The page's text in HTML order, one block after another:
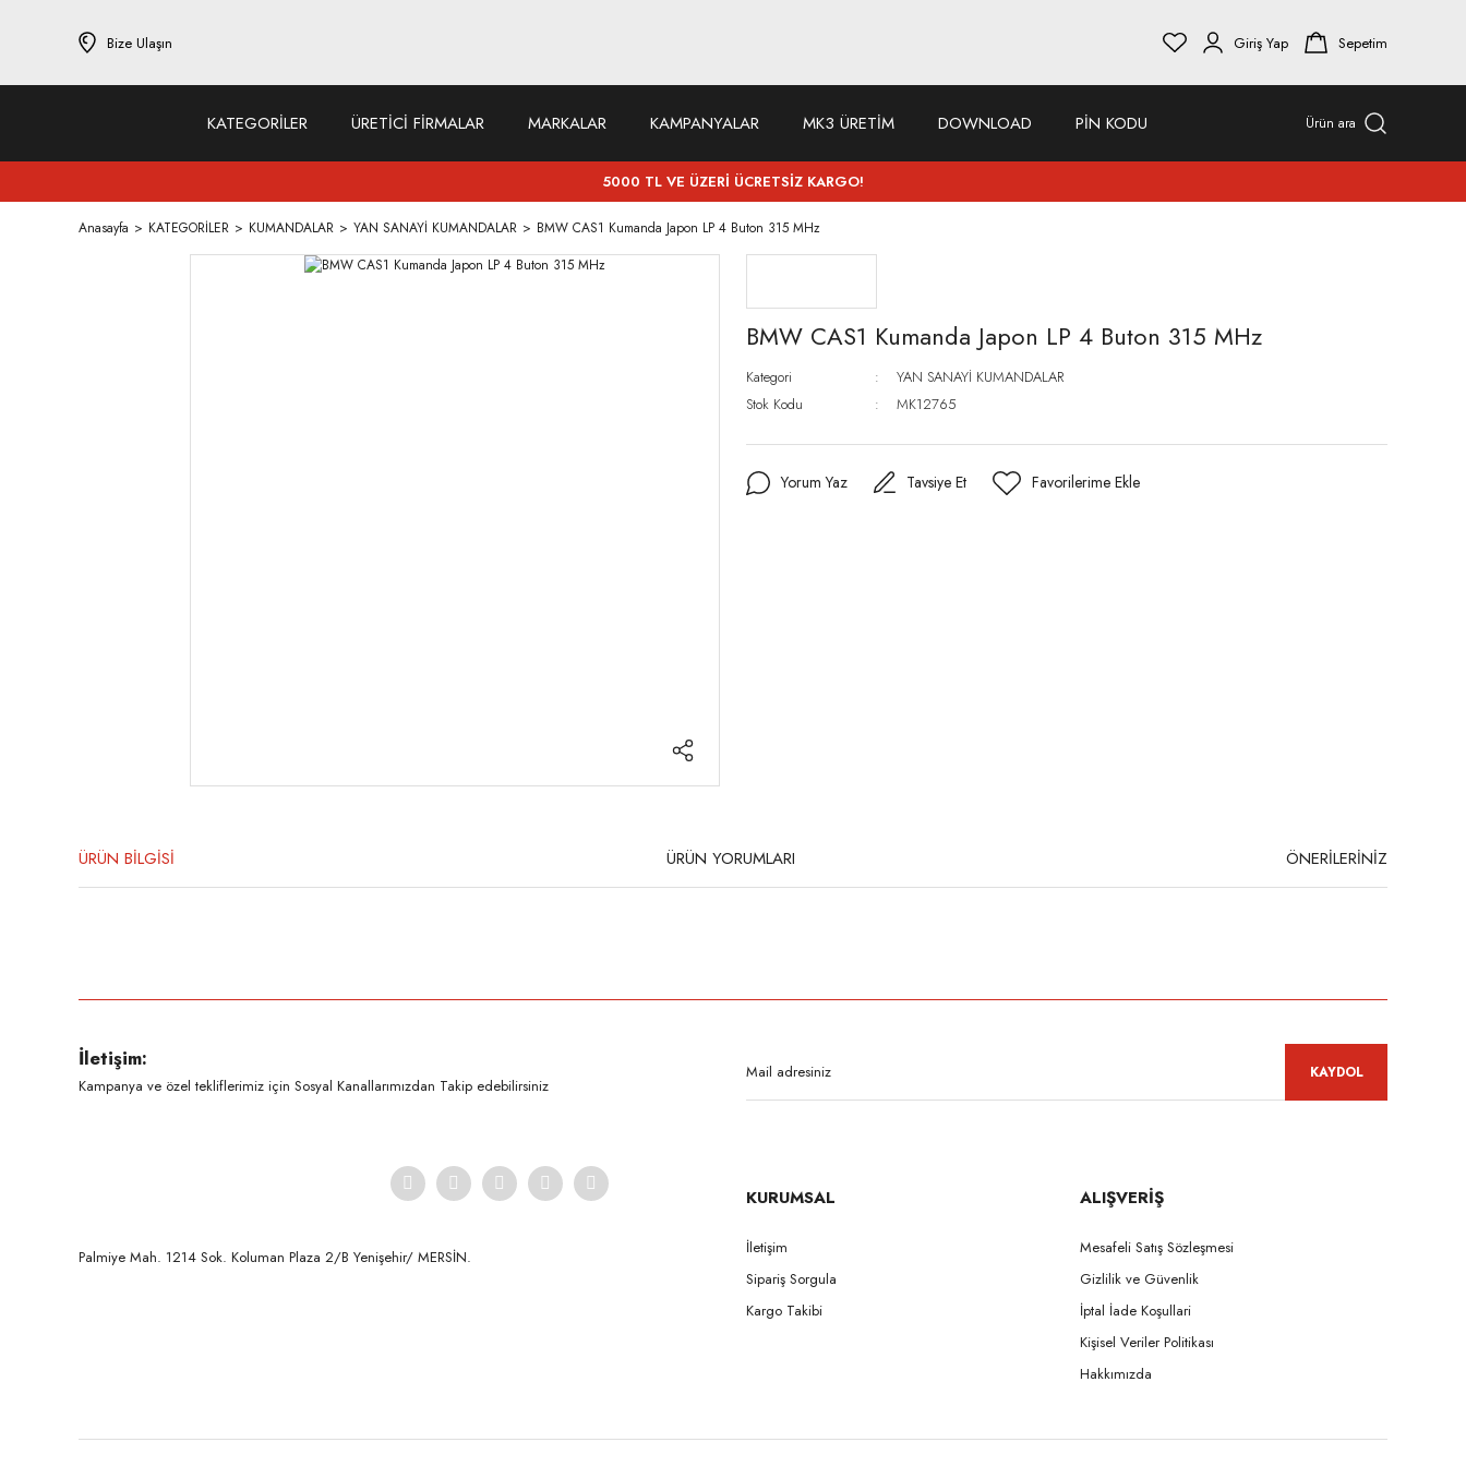
Bize Ulaşın Giriş Yap Sepetim
KATEGORİLER ÜRETİCİ FİRMALAR MARKALAR KAMPANYALAR MK3 ÜRETİM DOWNLOAD PİN KODU Ürün ara
5000 TL VE ÜZERİ ÜCRETSİZ KARGO!
Anasayfa KATEGORİLER KUMANDALAR YAN SANAYİ KUMANDALAR BMW CAS1 Kumanda Japon LP 4 Buton 315 MHz
BMW CAS1 Kumanda Japon LP 4 Buton 315 MHz
Kategori
YAN SANAYİ KUMANDALAR
Stok Kodu
MK12765
Yorum Yaz Tavsiye Et
ÜRÜN BİLGİSİ ÜRÜN YORUMLARI ÖNERİLERİNİZ
Ürün açıklamasında eksik bilgiler bulunuyor.
Ürün bilgilerinde hatalar bulunuyor.
İletişim:
Kampanya ve özel tekliflerimiz için Sosyal Kanallarımızdan Takip edebilirsiniz
KAYDOL
Palmiye Mah. 1214 Sok. Koluman Plaza 2/B Yenişehir/ MERSİN.ㅤㅤㅤㅤㅤㅤㅤㅤㅤㅤㅤㅤㅤㅤㅤㅤㅤㅤㅤㅤㅤㅤㅤㅤㅤㅤㅤㅤㅤㅤㅤㅤㅤㅤㅤ ㅤㅤㅤㅤㅤㅤㅤㅤㅤㅤ
KURUMSAL
İletişim
Sipariş Sorgula
Kargo Takibi
ALIŞVERİŞ
Mesafeli Satış Sözleşmesi
Gizlilik ve Güvenlik
İptal İade Koşullari
Kişisel Veriler Politikası
Hakkımızda